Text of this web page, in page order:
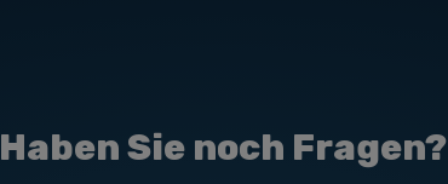
Haben Sie noch Fragen?